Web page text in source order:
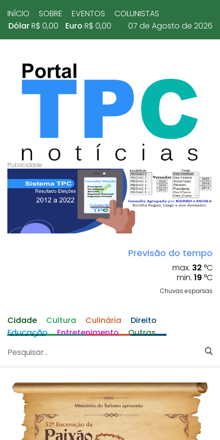
INÍCIO SOBRE EVENTOS
COLUNISTAS
DólarR$ 0,00 Euro R$ 0,00 07 de Agosto de 2026
Previsão do tempo
max. 32 °C
min. 19 °C
Chuvas esparsas
Cidade Cultura Culinária
Direito
Educação
Entretenimento Outras